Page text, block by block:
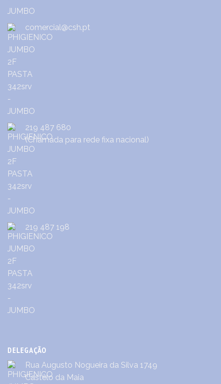
comercial@csh.pt
219 487 680
(Chamada para rede fixa nacional)
219 487 198
DELEGAÇÃO
Rua Augusto Nogueira da Silva 1749
Castêlo da Maia